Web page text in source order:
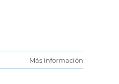
Más información